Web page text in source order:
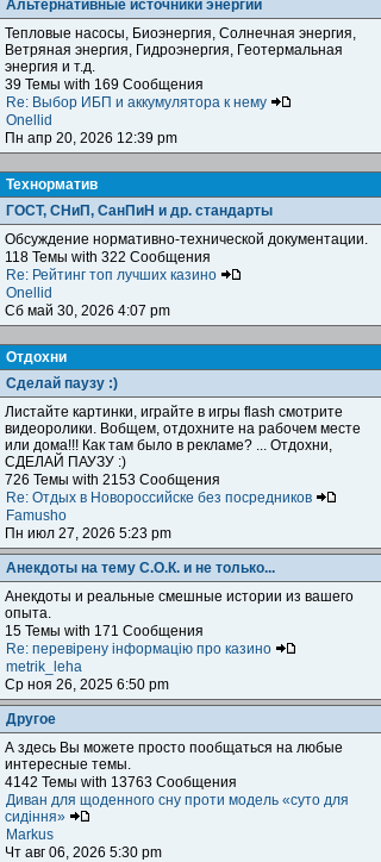
Альтернативные источники энергии
Тепловые насосы, Биоэнергия, Солнечная энергия,
Ветряная энергия, Гидроэнергия, Геотермальная
энергия и т.д.
39 Темы with 169 Сообщения
Re: Выбор ИБП и аккумулятора к нему
Onellid
Пн апр 20, 2026 12:39 pm
Teхнорматив
ГОСТ, СНиП, СанПиН и др. стандарты
Обсуждение нормативно-технической документации.
118 Темы with 322 Сообщения
Re: Рейтинг топ лучших казино
Onellid
Сб май 30, 2026 4:07 pm
Отдохни
Сделай паузу :)
Листайте картинки, играйте в игры flash смотрите
видеоролики. Вобщем, отдохните на рабочем месте
или дома!!! Как там было в рекламе? ... Отдохни,
СДЕЛАЙ ПАУЗУ :)
726 Темы with 2153 Сообщения
Re: Отдых в Новороссийске без посредников
Famusho
Пн июл 27, 2026 5:23 pm
Анекдоты на тему С.О.К. и не только...
Анекдоты и реальные смешные истории из вашего
опыта.
15 Темы with 171 Сообщения
Re: перевірену інформацію про казино
metrik_leha
Ср ноя 26, 2025 6:50 pm
Другое
А здесь Вы можете просто пообщаться на любые
интересные темы.
4142 Темы with 13763 Сообщения
Диван для щоденного сну проти модель «суто для
сидіння»
Markus
Чт авг 06, 2026 5:30 pm